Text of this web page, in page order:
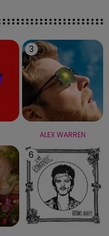
3
ALEX WARREN
6